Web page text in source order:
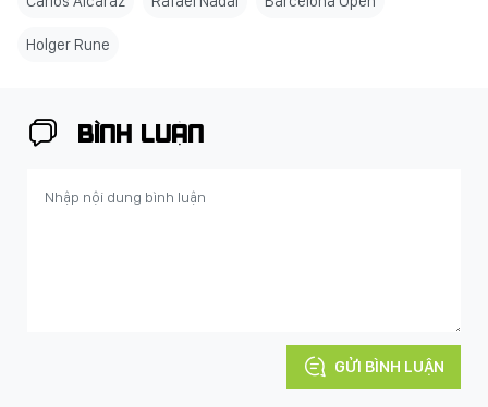
Holger Rune
BÌNH LUẬN
GỬI BÌNH LUẬN